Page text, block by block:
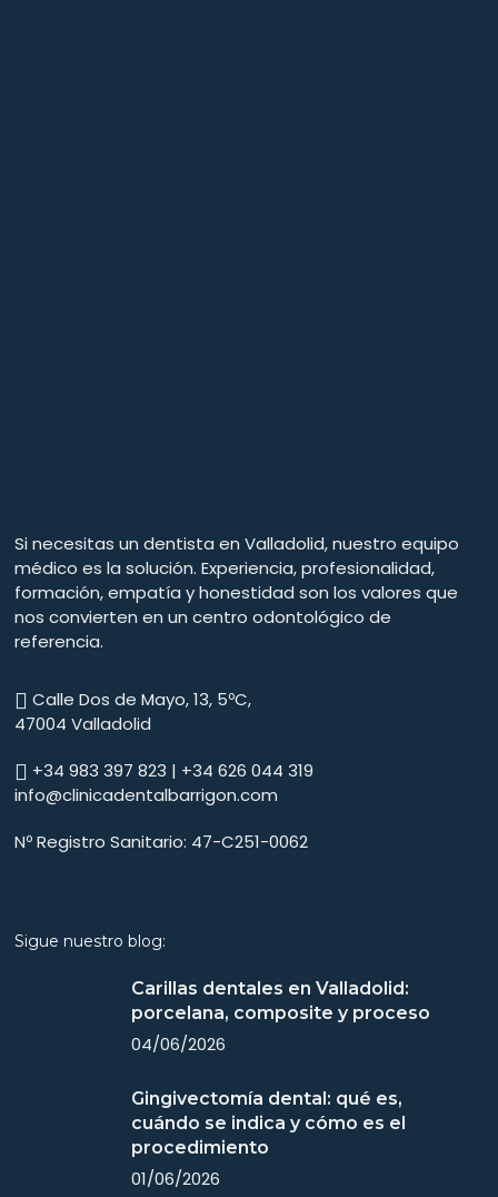
Si necesitas un dentista en Valladolid, nuestro equipo
médico es la solución. Experiencia, profesionalidad,
formación, empatía y honestidad son los valores que
nos convierten en un centro odontológico de
referencia.
Calle Dos de Mayo, 13, 5ºC,
47004 Valladolid
+34 983 397 823 | +34 626 044 319
info@clinicadentalbarrigon.com
Nº Registro Sanitario: 47-C251-0062
Sigue nuestro blog:
Carillas dentales en Valladolid:
porcelana, composite y proceso
04/06/2026
Gingivectomía dental: qué es,
cuándo se indica y cómo es el
procedimiento
01/06/2026